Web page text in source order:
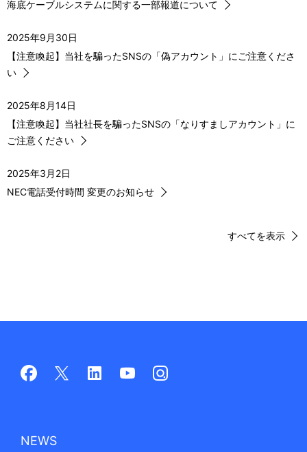
海底ケーブルシステムに関する一部報道について
2025年9月30日
【注意喚起】当社を騙ったSNSの「偽アカウント」にご注意くださ
い
2025年8月14日
【注意喚起】当社社長を騙ったSNSの「なりすましアカウント」に
ご注意ください
2025年3月2日
NEC電話受付時間 変更のお知らせ
すべてを表示
NEWS